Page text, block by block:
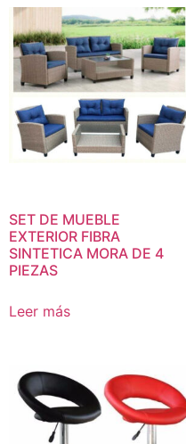
SET DE MUEBLE
EXTERIOR FIBRA
SINTETICA MORA DE 4
PIEZAS
Leer más